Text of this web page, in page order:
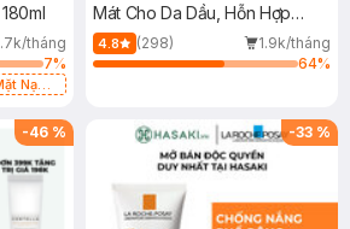
tháng
7%
Nạ
Mát Cho Da Dầu, Hỗn Hợp
400ml
4.8 (298)
1.9k/tháng
64%
-46 % -33 %